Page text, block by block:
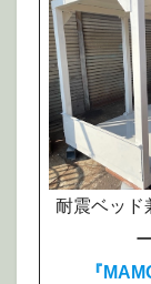
耐震ベッド
ー
『